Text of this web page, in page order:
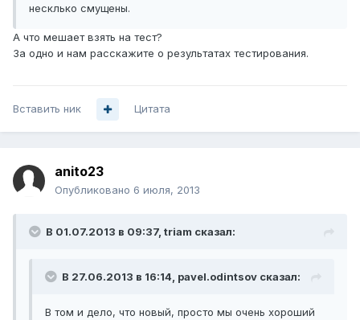
несклько смущены.
А что мешает взять на тест?
За одно и нам расскажите о результатах тестирования.
Вставить ник Цитата
anito23
Опубликовано 6 июля, 2013
В 01.07.2013 в 09:37, triam сказал:
В 27.06.2013 в 16:14, pavel.odintsov сказал:
В том и дело, что новый, просто мы очень хороший